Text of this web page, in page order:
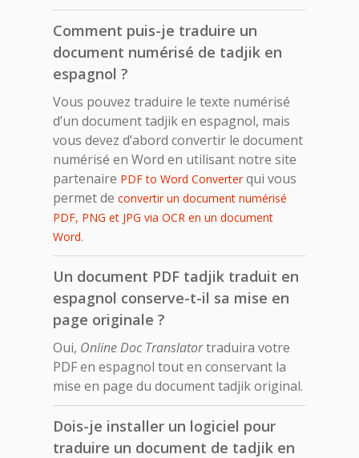
Comment puis-je traduire un
document numérisé de tadjik en
espagnol ?
Vous pouvez traduire le texte numérisé
d’un document tadjik en espagnol, mais
vous devez d’abord convertir le document
numérisé en Word en utilisant notre site
partenaire PDF to Word Converterqui vous
permet de convertir un document numérisé
PDF, PNG et JPG via OCR en un document
Word.
Un document PDF tadjik traduit en
espagnol conserve-t-il sa mise en
page originale ?
Oui, Online Doc Translatortraduira votre
PDF en espagnol tout en conservant la
mise en page du document tadjik original.
Dois-je installer un logiciel pour
traduire un document de tadjik en